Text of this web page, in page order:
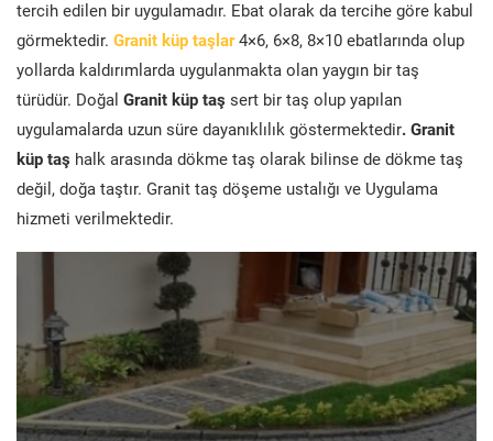
tercih edilen bir uygulamadır. Ebat olarak da tercihe göre kabul
görmektedir. Granit küp taşlar 4×6, 6×8, 8×10 ebatlarında olup
yollarda kaldırımlarda uygulanmakta olan yaygın bir taş
türüdür. Doğal Granit küp taş sert bir taş olup yapılan
uygulamalarda uzun süre dayanıklılık göstermektedir. Granit
küp taş halk arasında dökme taş olarak bilinse de dökme taş
değil, doğa taştır. Granit taş döşeme ustalığı ve Uygulama
hizmeti verilmektedir.